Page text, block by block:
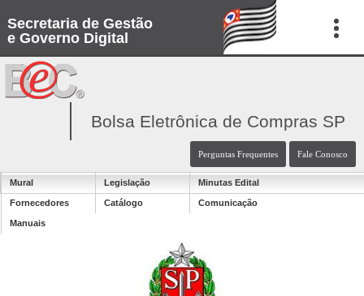
Secretaria de Gestão
e Governo Digital
Bolsa Eletrônica de Compras SP
Perguntas Frequentes Fale Conosco
Mural Legislação Minutas Edital
Fornecedores Catálogo Comunicação
Manuais